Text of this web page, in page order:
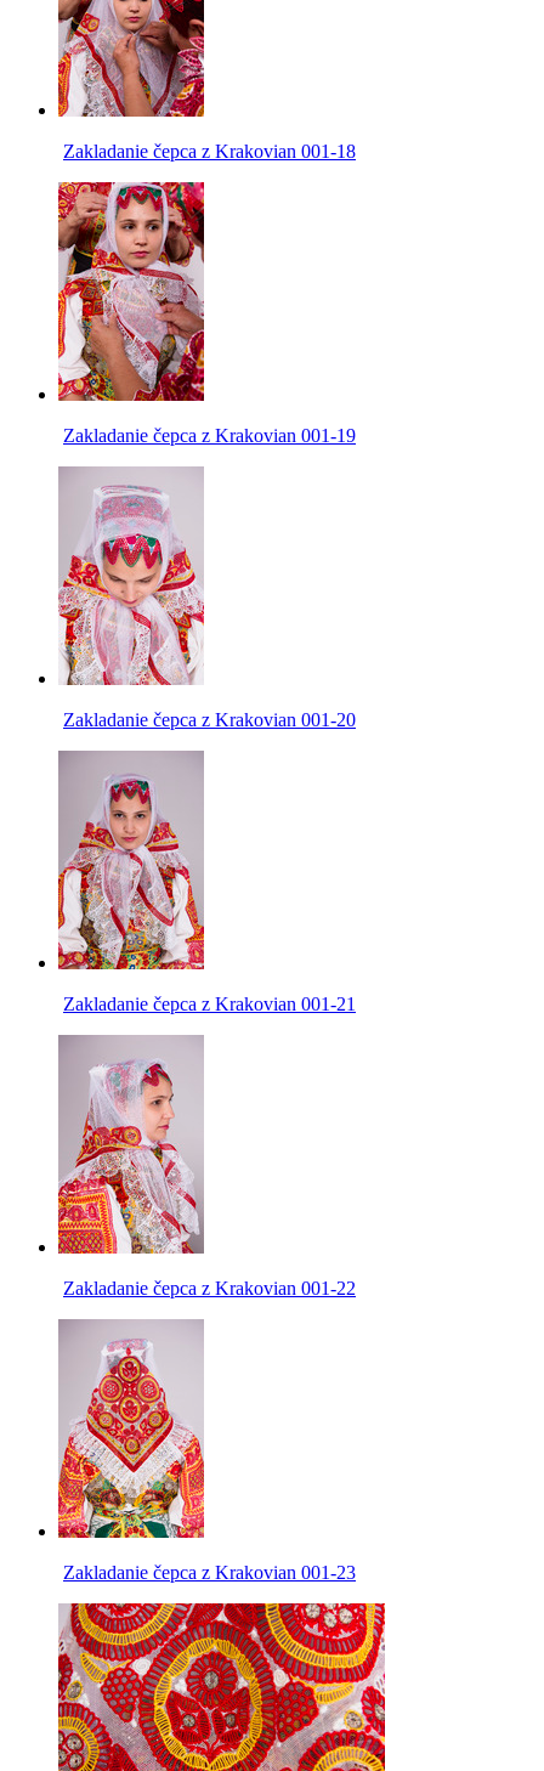
Zakladanie čepca z Krakovian 001-18
Zakladanie čepca z Krakovian 001-19
Zakladanie čepca z Krakovian 001-20
Zakladanie čepca z Krakovian 001-21
Zakladanie čepca z Krakovian 001-22
Zakladanie čepca z Krakovian 001-23